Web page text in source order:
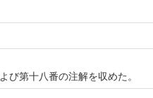
第十八番の注解を収めた。